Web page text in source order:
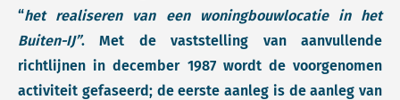
“het realiseren van een woningbouwlocatie in het
Buiten-IJ”. Met de vaststelling van aanvullende
richtlijnen in december 1987 wordt de voorgenomen
activiteit gefaseerd; de eerste aanleg is de aanleg van